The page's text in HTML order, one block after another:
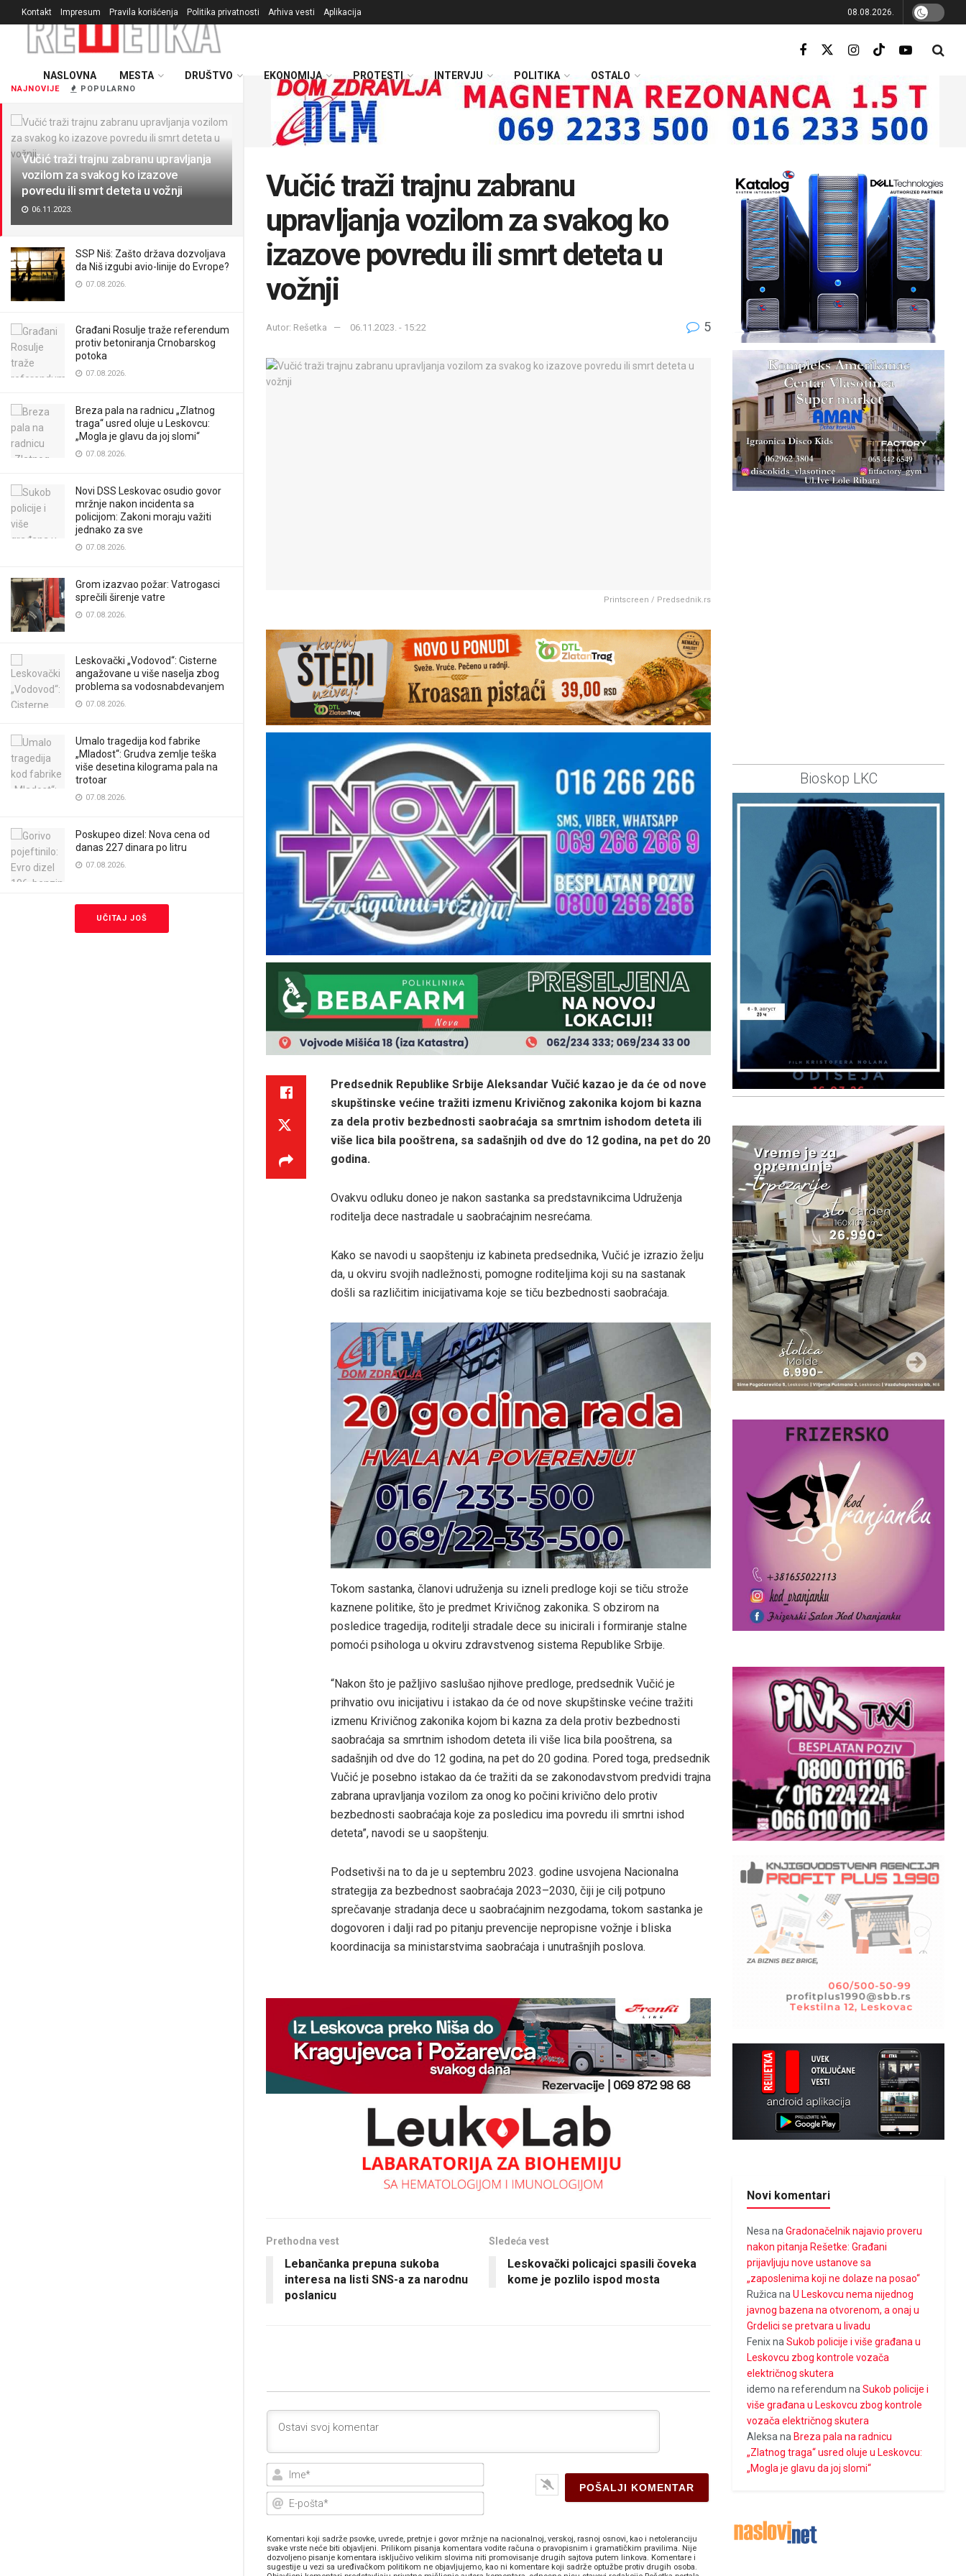
NAJNOVIJE POPULARNO
Vučić traži trajnu zabranu upravljanja
vozilom za svakog ko izazove
povredu ili smrt deteta u vožnji
06.11.2023.
SSP Niš: Zašto država dozvoljava
da Niš izgubi avio-linije do Evrope?
07.08.2026.
Građani Rosulje traže referendum
protiv betoniranja Crnobarskog
potoka
07.08.2026.
Breza pala na radnicu „Zlatnog
traga“ usred oluje u Leskovcu:
„Mogla je glavu da joj slomi“
07.08.2026.
Novi DSS Leskovac osudio govor
mržnje nakon incidenta sa
policijom: Zakoni moraju važiti
jednako za sve
07.08.2026.
Grom izazvao požar: Vatrogasci
sprečili širenje vatre
07.08.2026.
Leskovački „Vodovod“: Cisterne
angažovane u više naselja zbog
problema sa vodosnabdevanjem
07.08.2026.
Umalo tragedija kod fabrike
„Mladost“: Grudva zemlje teška
više desetina kilograma pala na
trotoar
07.08.2026.
Poskupeo dizel: Nova cena od
danas 227 dinara po litru
07.08.2026.
UČITAJ JOŠ
Kontakt Impresum Pravila korišćenja Politika privatnosti Arhiva vesti Aplikacija 08.08.2026.
NASLOVNA MESTA DRUŠTVO EKONOMIJA PROTESTI INTERVJU POLITIKA OSTALO
Vučić traži trajnu zabranu
upravljanja vozilom za svakog ko
izazove povredu ili smrt deteta u
vožnji
Autor: Rešetka 06.11.2023. - 15:22 5
Printscreen / Predsednik.rs
Predsednik Republike Srbije Aleksandar Vučić kazao je da će od nove
skupštinske većine tražiti izmenu Krivičnog zakonika kojom bi kazna
za dela protiv bezbednosti saobraćaja sa smrtnim ishodom deteta ili
više lica bila pooštrena, sa sadašnjih od dve do 12 godina, na pet do 20
godina.
Ovakvu odluku doneo je nakon sastanka sa predstavnikcima Udruženja
roditelja dece nastradale u saobraćajnim nesrećama.
Kako se navodi u saopštenju iz kabineta predsednika, Vučić je izrazio želju
da, u okviru svojih nadležnosti, pomogne roditeljima koji su na sastanak
došli sa različitim inicijativama koje se tiču bezbednosti saobraćaja.
Tokom sastanka, članovi udruženja su izneli predloge koji se tiču strože
kaznene politike, što je predmet Krivičnog zakonika. S obzirom na
posledice tragedija, roditelji stradale dece su inicirali i formiranje stalne
pomoći psihologa u okviru zdravstvenog sistema Republike Srbije.
“Nakon što je pažljivo saslušao njihove predloge, predsednik Vučić je
prihvatio ovu inicijativu i istakao da će od nove skupštinske većine tražiti
izmenu Krivičnog zakonika kojom bi kazna za dela protiv bezbednosti
saobraćaja sa smrtnim ishodom deteta ili više lica bila pooštrena, sa
sadašnjih od dve do 12 godina, na pet do 20 godina. Pored toga, predsednik
Vučić je posebno istakao da će tražiti da se zakonodavstvom predvidi trajna
zabrana upravljanja vozilom za onog ko počini krivično delo protiv
bezbednosti saobraćaja koje za posledicu ima povredu ili smrtni ishod
deteta”, navodi se u saopštenju.
Podsetivši na to da je u septembru 2023. godine usvojena Nacionalna
strategija za bezbednost saobraćaja 2023–2030, čiji je cilj potpuno
sprečavanje stradanja dece u saobraćajnim nezgodama, tokom sastanka je
dogovoren i dalji rad po pitanju prevencije nepropisne vožnje i bliska
koordinacija sa ministarstvima saobraćaja i unutrašnjih poslova.
Prethodna vest
Lebančanka prepuna sukoba
interesa na listi SNS-a za narodnu
poslanicu
Sledeća vest
Leskovački policajci spasili čoveka
kome je pozlilo ispod mosta
Ime*
E-
Komentari koji sadrže psovke, uvrede, pretnje i govor mržnje na nacionalnoj, verskoj, rasnoj osnovi, kao i netoleranciju
svake vrste neće biti objavljeni. Prilikom pisanja komentara vodite računa o pravopisnim i gramatičkim pravilima. Nije
dozvoljeno pisanje komentara isključivo velikim slovima niti promovisanje drugih sajtova putem linkova. Komentare i
sugestije u vezi sa uređivačkom politikom ne objavljujemo, kao ni komentare koji sadrže optužbe protiv drugih osoba.
Bioskop LKC
Novi komentari
Nesa naGradonačelnik najavio proveru
nakon pitanja Rešetke: Građani
prijavljuju nove ustanove sa
„zaposlenima koji ne dolaze na posao“
Ružica naU Leskovcu nema nijednog
javnog bazena na otvorenom, a onaj u
Grdelici se pretvara u livadu
FenixnaSukob policije i više građana u
Leskovcu zbog kontrole vozača
električnog skutera
idemo na referendum naSukob policije i
više građana u Leskovcu zbog kontrole
vozača električnog skutera
Aleksa na Breza pala na radnicu
„Zlatnog traga“ usred oluje u Leskovcu:
„Mogla je glavu da joj slomi“